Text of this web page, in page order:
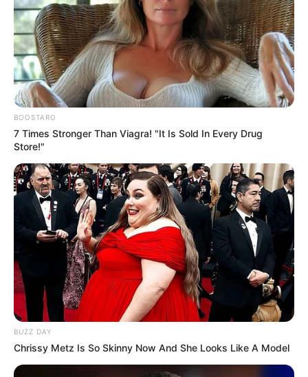
У Ясінянській громаді відкрили черговий простір
психологічної підтримки (фото)
Катування, кайданки та незаконне утримання
людей: працівника Ужгородського ТЦК
судитимуть, дії ще двох його колег розслідує ДБР
(відео)
«Батько був би живий»: на Закарпатті
злочинець, чекаючи 7 років на вирок, побив до
смерті пенсіонера
Працівника ТЦК, за інформацію про якого
обіцяли $10 тисяч, помітили в Ужгороді
Діти Ясінянської громади побували на
відпочинку в Польщі та Італії (фото, відео)
Категорії
BOOSTARO
7 Times Stronger Than Viagra! "It Is Sold In Every Drug
Store!"
BUZZ DAY
Chrissy Metz Is So Skinny Now And She Looks Like A Model